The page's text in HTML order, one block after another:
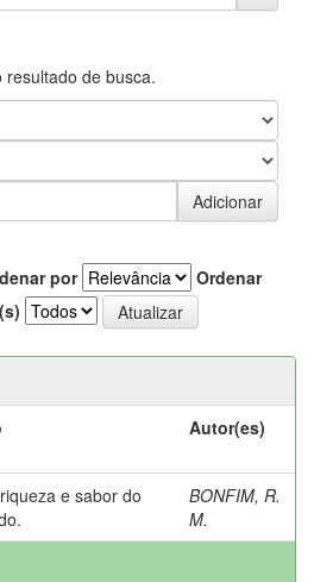
de busca.
por
Ordenar
Autor(es)
e sabor do
BONFIM, R.
M.